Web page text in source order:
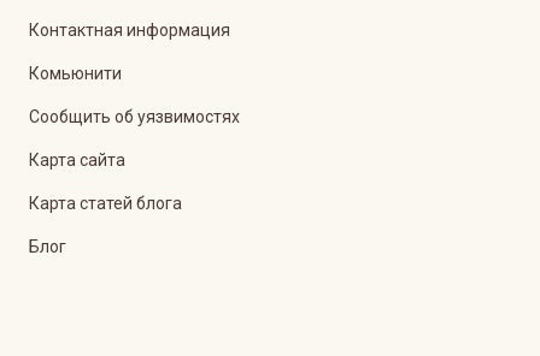
Контактная информация
Комьюнити
Сообщить об уязвимостях
Карта сайта
Карта статей блога
Блог